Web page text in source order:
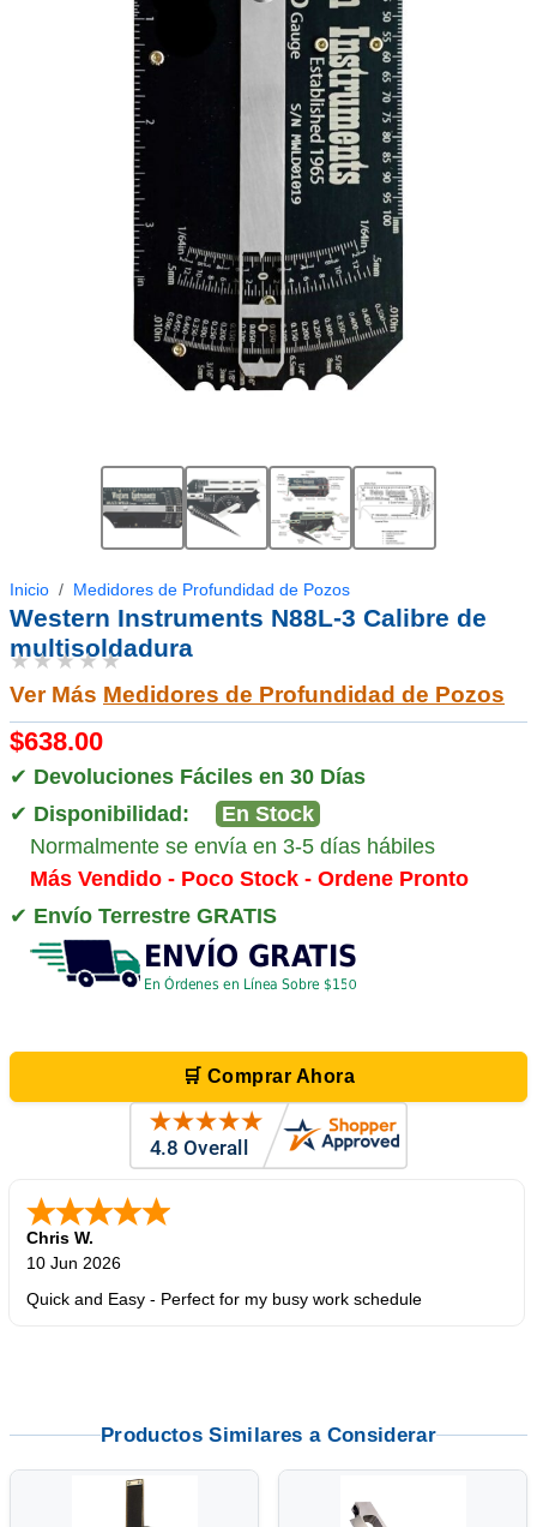
Inicio Medidores de Profundidad de Pozos
Western Instruments N88L-3 Calibre de
multisoldadura
★★★★★
Ver Más Medidores de Profundidad de Pozos
$638.00
✔ Devoluciones Fáciles en 30 Días
✔ Disponibilidad:
En Stock
Normalmente se envía en 3-5 días hábiles
Más Vendido - Poco Stock - Ordene Pronto
✔ Envío Terrestre GRATIS
🛒 Comprar Ahora
Chris W.
10 Jun 2026
Quick and Easy - Perfect for my busy work schedule
Productos Similares a Considerar